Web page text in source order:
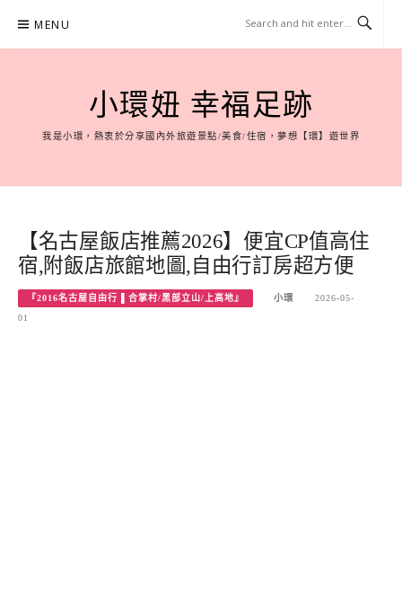
content
MENU
小環妞 幸福足跡
我是小環，熱衷於分享國內外旅遊景點/美食/住宿，夢想【環】遊世界
【名古屋飯店推薦2026】便宜CP值高住
宿,附飯店旅館地圖,自由行訂房超方便
『2016名古屋自由行 ▌合掌村/黑部立山/上高地』 小環
2026-05-
01